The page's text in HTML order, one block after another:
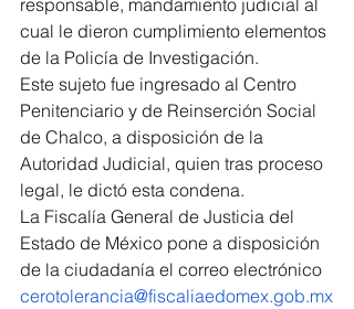
responsable, mandamiento judicial al
cual le dieron cumplimiento elementos
de la Policía de Investigación.
Este sujeto fue ingresado al Centro
Penitenciario y de Reinserción Social
de Chalco, a disposición de la
Autoridad Judicial, quien tras proceso
legal, le dictó esta condena.
La Fiscalía General de Justicia del
Estado de México pone a disposición
de la ciudadanía el correo electrónico
cerotolerancia@fiscaliaedomex.gob.mx